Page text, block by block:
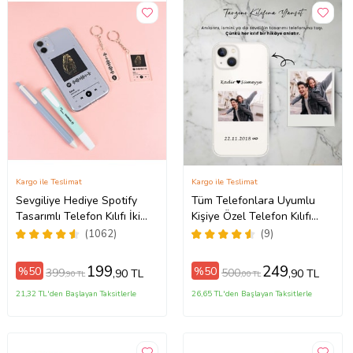
Sevgiliye Hediye Spotify
Tasarımlı Telefon Kılıfı İki
Anahtarlık Hediyeli
(1062)
Kargo ile Teslimat
%50 399,90 TL 199,90 TL
21,32 TL'den Başlayan Taksitlerle
Tüm Telefonlara Uyumlu
Kişiye Özel Telefon Kılıfı
Tüm Modeller Açıklamada
(9)
Kargo ile Teslimat
%50 500,00 TL 249,90 TL
26,65 TL'den Başlayan Taksitlerle